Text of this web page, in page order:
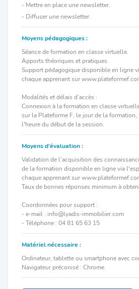
- Mettre en place une newsletter.
- Diffuser une newsletter.
Moyens pédagogiques :
Séance de formation en classe virtuelle.
Apports théoriques et pratiques.
Support pédagogique disponible en ligne
chaque apprenant sur
Modalités et délais d’accès :
Connexion à la formation en classe
sur la Plateforme F, le jour de la
l'heure du début de la session.
Moyens d'évaluation :
Validation de l’acquisition des
de la formation disponible en ligne via
chaque apprenant sur
Taux de bonnes réponses minimum à
Coordonnées pour support :
- e-mail : info@lyadis-immobilier.com
- Téléphone : 04 81 65 63 15
Matériel nécessaire :
Ordinateur, tablette ou smartphone avec
Navigateur préconisé : Chrome.